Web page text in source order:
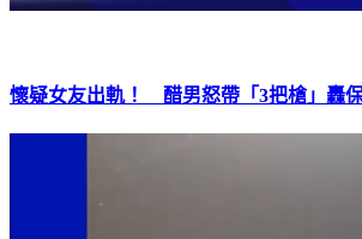
懷疑女友出軌！ 醋男怒帶「3把槍」轟